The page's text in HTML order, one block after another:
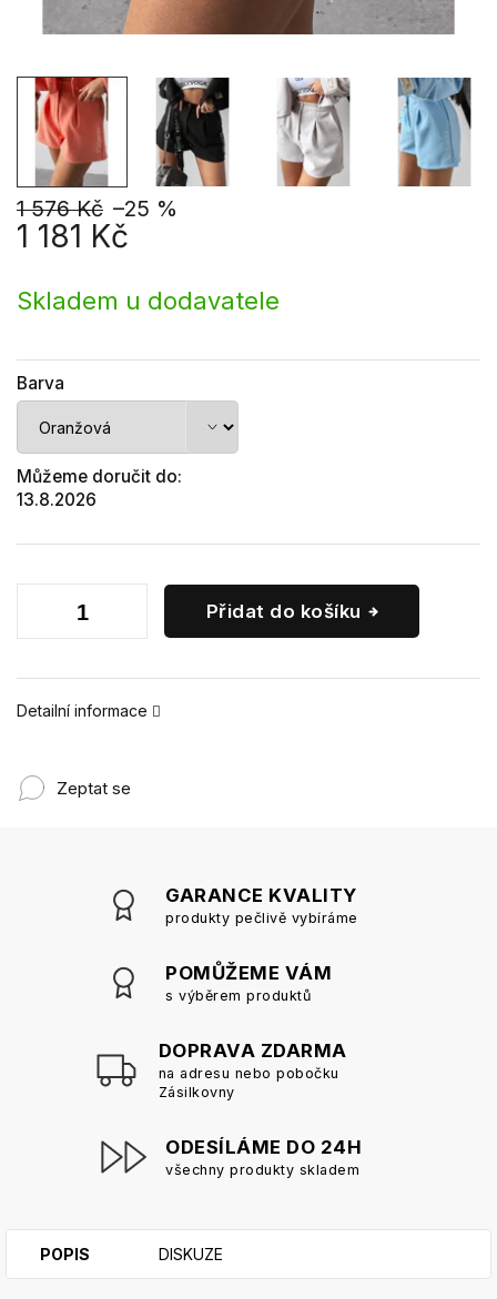
1 576 Kč –25 %
1 181 Kč
cena:
Skladem u dodavatele
Barva
Můžeme doručit do:
13.8.2026
Přidat do košíku
Detailní informace
Zeptat se
GARANCE KVALITY
produkty pečlivě vybíráme
POMŮŽEME VÁM
s výběrem produktů
DOPRAVA ZDARMA
na adresu nebo pobočku
Zásilkovny
ODESÍLÁME DO 24H
všechny produkty skladem
POPIS DISKUZE